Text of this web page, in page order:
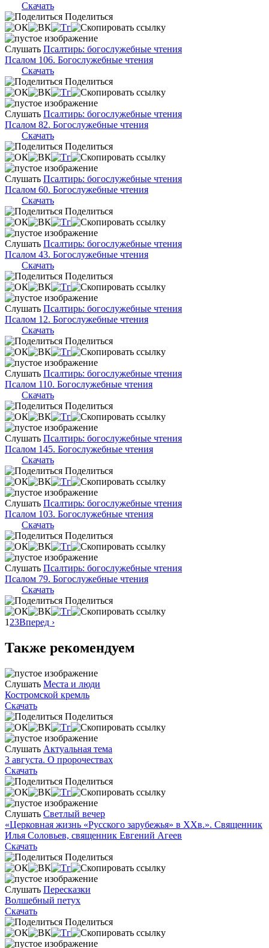
Скачать
Поделиться
Слушать Псалтирь: богослужебные чтения
Псалом 106. Богослужебные чтения
Скачать
Поделиться
Слушать Псалтирь: богослужебные чтения
Псалом 82. Богослужебные чтения
Скачать
Поделиться
Слушать Псалтирь: богослужебные чтения
Псалом 60. Богослужебные чтения
Скачать
Поделиться
Слушать Псалтирь: богослужебные чтения
Псалом 43. Богослужебные чтения
Скачать
Поделиться
Слушать Псалтирь: богослужебные чтения
Псалом 12. Богослужебные чтения
Скачать
Поделиться
Слушать Псалтирь: богослужебные чтения
Псалом 110. Богослужебные чтения
Скачать
Поделиться
Слушать Псалтирь: богослужебные чтения
Псалом 145. Богослужебные чтения
Скачать
Поделиться
Слушать Псалтирь: богослужебные чтения
Псалом 103. Богослужебные чтения
Скачать
Поделиться
Слушать Псалтирь: богослужебные чтения
Псалом 79. Богослужебные чтения
Скачать
Поделиться
1 23Вперед ›
Также рекомендуем
Слушать Места и люди
Костромской кремль
Скачать
Поделиться
Слушать Актуальная тема
3 августа. О пророчествах
Скачать
Поделиться
Слушать Светлый вечер
«Церковная жизнь «Русского зарубежья» в ХХв.». Священник
Илья Соловьев, священник Евгений Агеев
Скачать
Поделиться
Слушать Пересказки
Волшебный петух
Скачать
Поделиться